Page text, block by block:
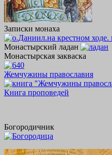
Записки монаха
Монастырский ладан
Монастырская закваска
Жемчужины православия
Книга проповедей
Богородичник